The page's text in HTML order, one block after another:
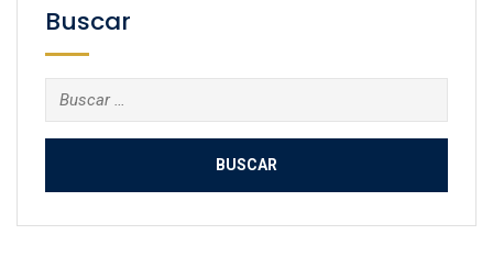
Buscar
Buscar: